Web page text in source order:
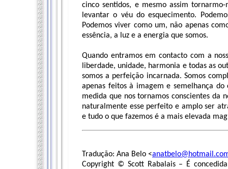
cinco sentidos, e mesmo assim tornarmo-
levantar o véu do esquecimento.
Podemos viver como um, não apenas
essência, a luz e a energia que somos.
Quando entramos em contacto com a
liberdade, unidade, harmonia e todas as
somos a perfeição incarnada. Somos
apenas feitos à imagem e semelhança
medida que nos tornamos conscientes da
naturalmente esse perfeito e amplo ser
e tudo o que fazemos é a mais elevada
Tradução: Ana Belo <
Copyright © Scott Rabalais – É